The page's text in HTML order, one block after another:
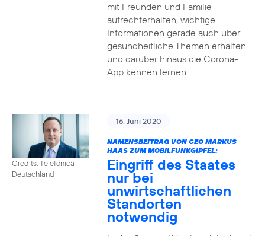
mit Freunden und Familie
aufrechterhalten, wichtige
Informationen gerade auch über
gesundheitliche Themen erhalten
und darüber hinaus die Corona-
App kennen lernen.
Credits: Telefónica
Deutschland
16. Juni 2020
NAMENSBEITRAG VON CEO MARKUS
HAAS ZUM MOBILFUNKGIPFEL:
Eingriff des Staates
nur bei
unwirtschaftlichen
Standorten
notwendig